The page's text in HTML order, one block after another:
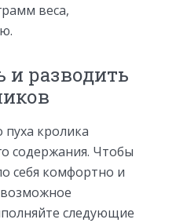
веса,
и разводить
пуха кролика
содержания. Чтобы
себя комфортно и
следующие